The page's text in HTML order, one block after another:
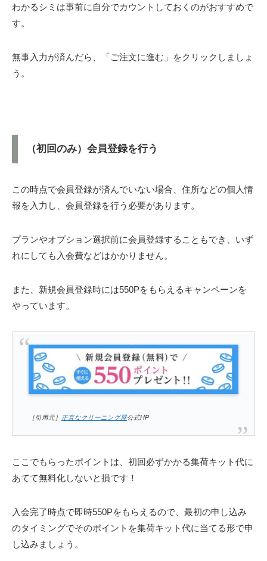
わかるシミは事前に自分でカウントしておくのがおすすめで
す。
無事入力が済んだら、「ご注文に進む」をクリックしましょ
う。
（初回のみ）会員登録を行う
この時点で会員登録が済んでいない場合、住所などの個人情
報を入力し、会員登録を行う必要があります。
プランやオプション選択前に会員登録することもでき、いず
れにしても入会費などはかかりません。
また、新規会員登録時には550Pをもらえるキャンペーンを
やっています。
［引用元］ 正直なクリーニング屋公式HP
ここでもらったポイントは、初回必ずかかる集荷キット代に
あてて無料化しないと損です！
入会完了時点で即時550Pをもらえるので、最初の申し込み
のタイミングでそのポイントを集荷キット代に当てる形で申
し込みましょう。